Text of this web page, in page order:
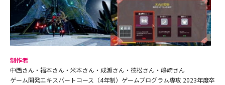
制作者
中西さん・福本さん・米本さん・成瀬さん・德松さん・嶋崎さん
ゲーム開発エキスパートコース（4年制）ゲームプログラム専攻 2023年度卒